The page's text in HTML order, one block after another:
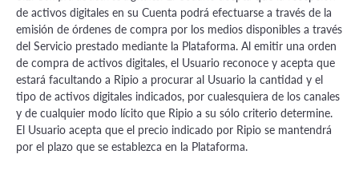
de activos digitales en su Cuenta podrá efectuarse a través de la
emisión de órdenes de compra por los medios disponibles a través
del Servicio prestado mediante la Plataforma. Al emitir una orden
de compra de activos digitales, el Usuario reconoce y acepta que
estará facultando a Ripio a procurar al Usuario la cantidad y el
tipo de activos digitales indicados, por cualesquiera de los canales
y de cualquier modo lícito que Ripio a su sólo criterio determine.
El Usuario acepta que el precio indicado por Ripio se mantendrá
por el plazo que se establezca en la Plataforma.